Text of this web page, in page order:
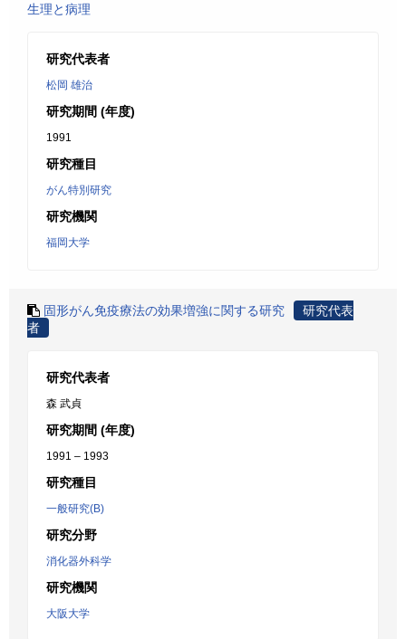
生理と病理
研究代表者
松岡 雄治
研究期間 (年度)
1991
研究種目
がん特別研究
研究機関
福岡大学
固形がん免疫療法の効果増強に関する研究
研究代表
者
研究代表者
森 武貞
研究期間 (年度)
1991 – 1993
研究種目
一般研究(B)
研究分野
消化器外科学
研究機関
大阪大学